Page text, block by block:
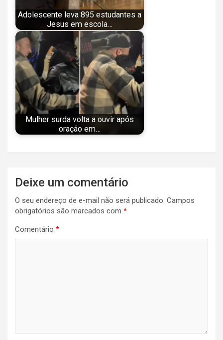
Adolescente leva 895 estudantes a
Jesus em escola…
Mulher surda volta a ouvir após
oração em…
Navegação
de
Post
Deixe um comentário
O seu endereço de e-mail não será publicado. Campos
obrigatórios são marcados com *
Comentário *